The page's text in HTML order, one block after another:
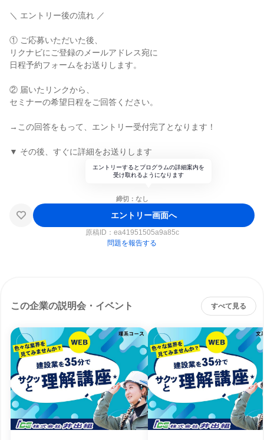
＼ エントリー後の流れ ／
① ご応募いただいた後、
リクナビにご登録のメールアドレス宛に
日程予約フォームをお送りします。
② 届いたリンクから、
セミナーの希望日程をご回答ください。
→この回答をもって、エントリー受付完了となります！
▼ その後、すぐに詳細をお送りします
エントリーするとプログラムの詳細案内を
受け取れるようになります
締切：なし
エントリー画面へ
原稿ID： ea41951505a9a85c
問題を報告する
この企業の説明会・イベント すべて見る